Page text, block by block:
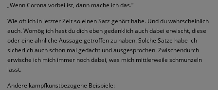
„Wenn Corona vorbei ist, dann mache ich das.“
Wie oft ich in letzter Zeit so einen Satz gehört habe. Und du wahrscheinlich
auch. Womöglich hast du dich eben gedanklich auch dabei erwischt, diese
oder eine ähnliche Aussage getroffen zu haben. Solche Sätze habe ich
sicherlich auch schon mal gedacht und ausgesprochen. Zwischendurch
erwische ich mich immer noch dabei, was mich mittlerweile schmunzeln
lässt.
Andere kampfkunstbezogene Beispiele: